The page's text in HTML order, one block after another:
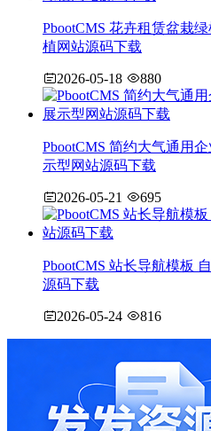
PbootCMS 花卉租赁盆栽
植网站源码下载
2026-05-18 880
PbootCMS 简约大气通用
示型网站源码下载
2026-05-21 695
PbootCMS 站长导航模板
源码下载
2026-05-24 816